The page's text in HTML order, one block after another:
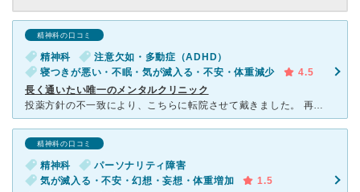
精神科の口コミ
精神科
注意欠如・多動症（ADHD）
寝つきが悪い・不眠・気が滅入る・不安・体重減少
4.5
長く通いたい唯一のメンタルクリニック
投薬方針の不一致により、こちらに転院させて戴きました。 再診時でも5〜8分ほど診察時間を取ってくださり、待ち時間も比較的少ない点が助かっています。 コンサータを処方可能な数少ないメンタルクリニ
精神科の口コミ
精神科
パーソナリティ障害
気が滅入る・不安・幻想・妄想・体重増加
1.5